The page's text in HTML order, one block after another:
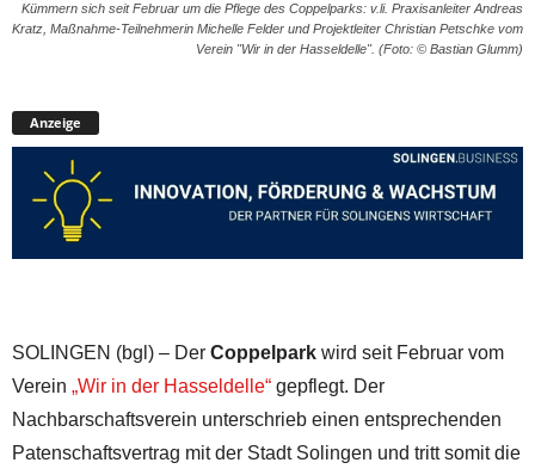
Kümmern sich seit Februar um die Pflege des Coppelparks: v.li. Praxisanleiter Andreas
Kratz, Maßnahme-Teilnehmerin Michelle Felder und Projektleiter Christian Petschke vom
Verein "Wir in der Hasseldelle". (Foto: © Bastian Glumm)
Anzeige
SOLINGEN (bgl) – Der Coppelpark wird seit Februar vom
Verein „Wir in der Hasseldelle“ gepflegt. Der
Nachbarschaftsverein unterschrieb einen entsprechenden
Patenschaftsvertrag mit der Stadt Solingen und tritt somit die